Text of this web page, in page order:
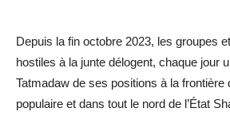
Depuis la fin octobre 2023, les groupes
hostiles à la junte délogent, chaque jour
Tatmadaw de ses positions à la frontière
populaire et dans tout le nord de l’État